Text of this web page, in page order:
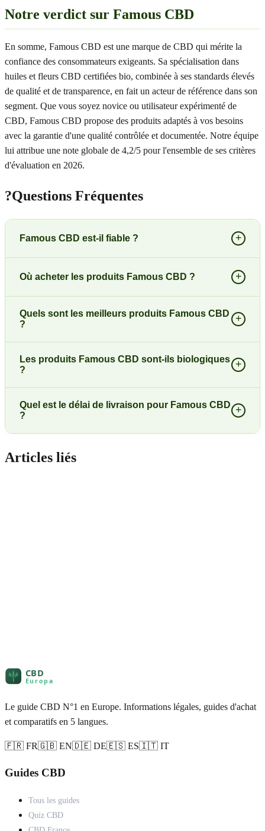
Notre verdict sur Famous CBD
En somme, Famous CBD est une marque de CBD qui mérite la
confiance des consommateurs exigeants. Sa spécialisation dans
huiles et fleurs CBD certifiées bio, combinée à ses standards élevés
de qualité et de transparence, en fait un acteur de référence dans son
segment. Que vous soyez novice ou utilisateur expérimenté de
CBD, Famous CBD propose des produits adaptés à vos besoins
avec la garantie d'une qualité contrôlée et documentée. Notre équipe
lui attribue une note globale de 4,2/5 pour l'ensemble de ses critères
d'évaluation en 2026.
?Questions Fréquentes
Famous CBD est-il fiable ? +
Où acheter les produits Famous CBD ? +
Quels sont les meilleurs produits Famous CBD
?
+
Les produits Famous CBD sont-ils biologiques
?
+
Quel est le délai de livraison pour Famous CBD
?
+
Articles liés
Le guide CBD N°1 en Europe. Informations légales, guides d'achat
et comparatifs en 5 langues.
🇫🇷 FR🇬🇧 EN🇩🇪 DE🇪🇸 ES🇮🇹 IT
Guides CBD
Tous les guides
Quiz CBD